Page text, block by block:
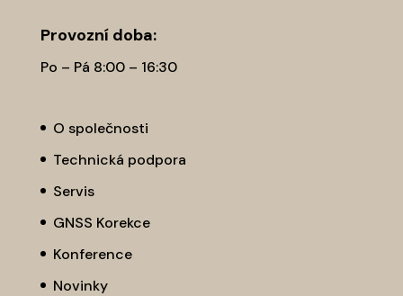
Provozní­ doba:
Po – Pá 8:00 – 16:30
O společnosti
Technická podpora
Servis
GNSS Korekce
Konference
Novinky